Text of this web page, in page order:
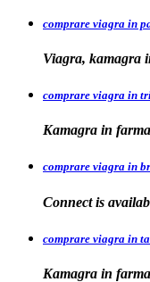
comprare viagra in
Viagra, kamagra
comprare viagra in
Kamagra in
comprare viagra in
Connect is
comprare viagra in
Kamagra in